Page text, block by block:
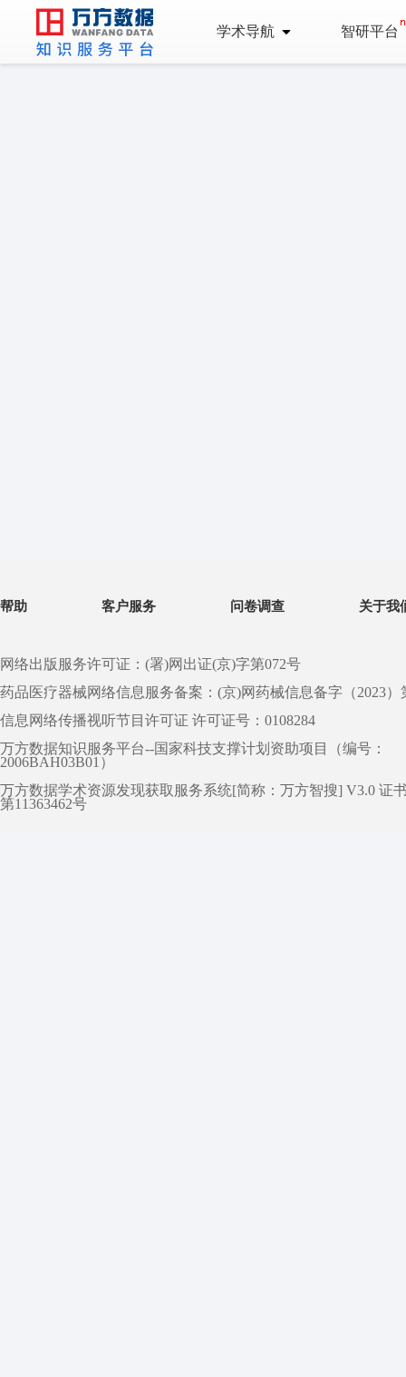
学术导航 智研平台
帮助 客户服务 问卷调查 关于我
网络出版服务许可证：(署)网出证(京)字第072号
药品医疗器械网络信息服务备案：(京)网药械信息备字（2023）
信息网络传播视听节目许可证 许可证号：0108284
万方数据知识服务平台--国家科技支撑计划资助项目（编号：
2006BAH03B01）
万方数据学术资源发现获取服务系统[简称：万方智搜] V3.0 证
第11363462号